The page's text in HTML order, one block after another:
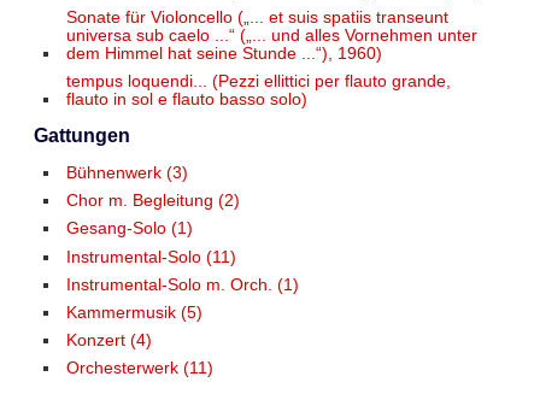
Sonate für Violoncello („... et suis spatiis transeunt
universa sub caelo ...“ („... und alles Vornehmen unter
dem Himmel hat seine Stunde ...“), 1960)
tempus loquendi... (Pezzi ellittici per flauto grande,
flauto in sol e flauto basso solo)
Gattungen
Bühnenwerk (3)
Chor m. Begleitung (2)
Gesang-Solo (1)
Instrumental-Solo (11)
Instrumental-Solo m. Orch. (1)
Kammermusik (5)
Konzert (4)
Orchesterwerk (11)